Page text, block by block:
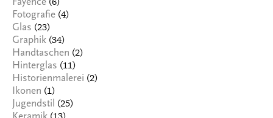
Fayence (6)
Fotografie (4)
Glas (23)
Graphik (34)
Handtaschen (2)
Hinterglas (11)
Historienmalerei (2)
Ikonen (1)
Jugendstil (25)